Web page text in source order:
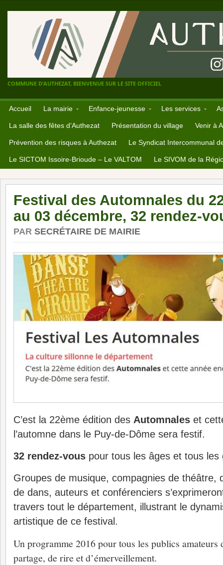
COMMUNE D'AUTHEZAT, BIENVENUE SUR LE SITE OFFICIEL
Accueil La mairie Enfance-jeunesse Les services
La salle des fêtes d’Authezat Présentation du village Venir à
Prévention des risques à Authezat Le Syndicat Intercommunal
Le SICTOM Issoire-Brioude – Le VALTOM Le SIVOM de la
Festival des Automnales du
au 03 décembre, 32 rendez-
PAR SECRÉTAIRE DE MAIRIE
C’est la 22ème édition des Automnales et
l’automne dans le Puy-de-Dôme sera festif.
32 rendez-vous pour tous les âges et tous les
Groupes de musique, compagnies de théâtre,
de dans, auteurs et conférenciers
travers tout le département, illustrant le
artistique de ce festival.
Un programme 2016 pour tous les publics amateurs
partage, de rire et d’émerveillement.